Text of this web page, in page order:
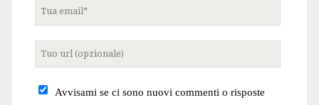
email
sito
Avvisami se ci sono nuovi commenti o risposte